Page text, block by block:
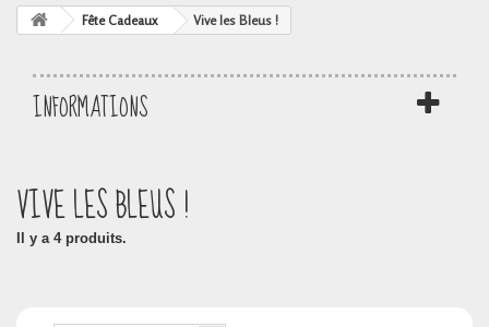
Fête Cadeaux Vive les Bleus !
INFORMATIONS
VIVE LES BLEUS !
Il y a 4 produits.